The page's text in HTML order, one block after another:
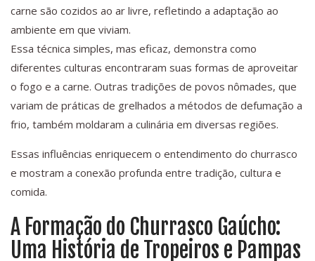
carne são cozidos ao ar livre, refletindo a adaptação ao
ambiente em que viviam.
Essa técnica simples, mas eficaz, demonstra como
diferentes culturas encontraram suas formas de aproveitar
o fogo e a carne. Outras tradições de povos nômades, que
variam de práticas de grelhados a métodos de defumação a
frio, também moldaram a culinária em diversas regiões.
Essas influências enriquecem o entendimento do churrasco
e mostram a conexão profunda entre tradição, cultura e
comida.
A Formação do Churrasco Gaúcho:
Uma História de Tropeiros e Pampas